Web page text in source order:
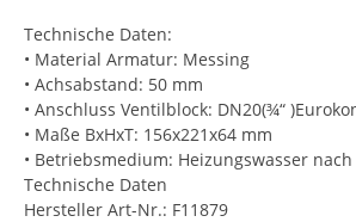
Technische Daten:
• Material Armatur: Messing
• Achsabstand: 50 mm
• Anschluss Ventilblock: DN20(¾“
• Maße BxHxT: 156x221x64 mm
• Betriebsmedium: Heizungswasser nach
Technische Daten
Hersteller Art-Nr.: F11879